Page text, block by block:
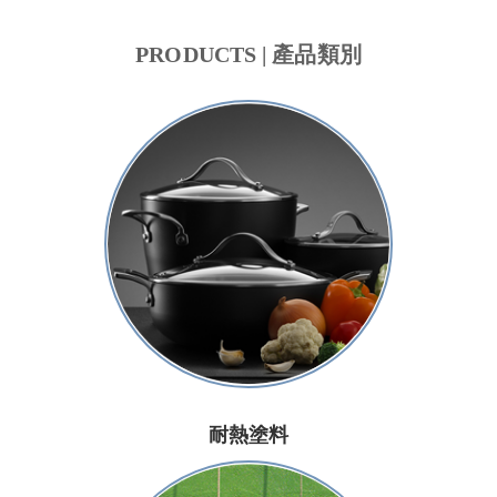
PRODUCTS | 產品類別
耐熱塗料